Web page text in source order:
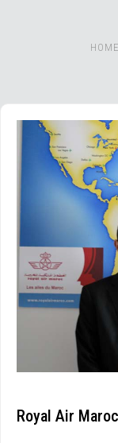
HOME
Royal Air